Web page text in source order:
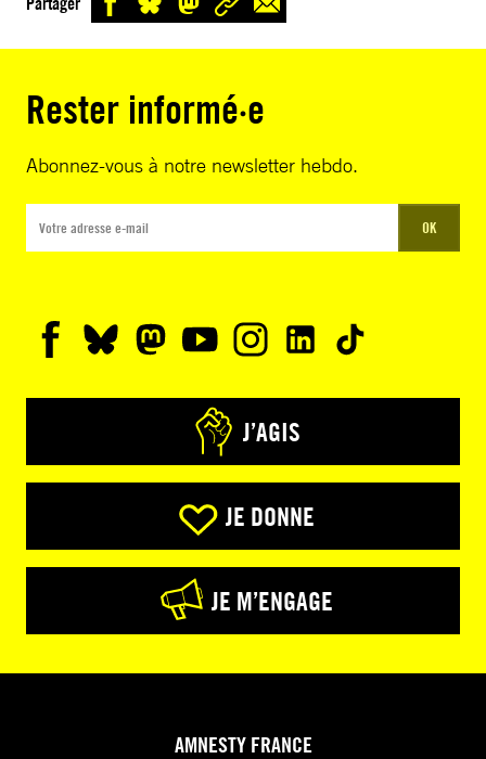
Rester informé·e
Abonnez-vous à notre newsletter hebdo.
OK
J’AGIS
JE DONNE
JE M’ENGAGE
AMNESTY FRANCE